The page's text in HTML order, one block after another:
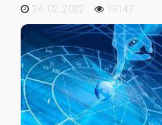
24. 02. 2022
19147